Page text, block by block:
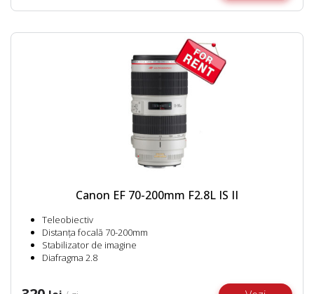
Canon EF 70-200mm F2.8L IS II
Teleobiectiv
Distanța focală 70-200mm
Stabilizator de imagine
Diafragma 2.8